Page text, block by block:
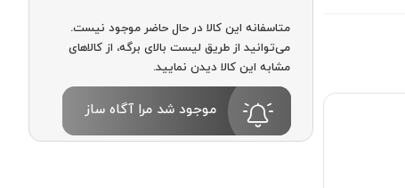
متاسفانه این کالا در حال حاضر موجود نیست.
می‌توانید از طریق لیست بالای برگه، از کالاهای
مشابه این کالا دیدن نمایید.
موجود شد مرا آگاه ساز